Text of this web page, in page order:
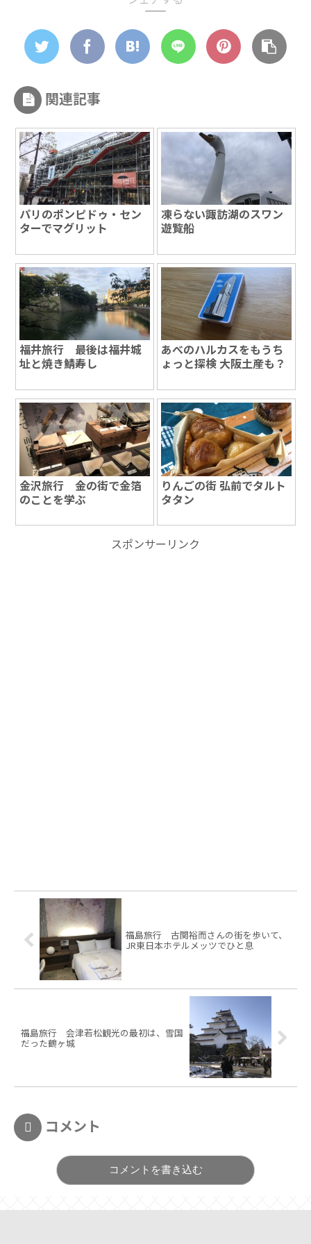
関連記事
パリのポンピドゥ・セン
ターでマグリット
凍らない諏訪湖のスワン
遊覧船
福井旅行 最後は福井城
址と焼き鯖寿し
あべのハルカスをもうち
ょっと探検 大阪土産も？
金沢旅行 金の街で金箔
のことを学ぶ
りんごの街 弘前でタルト
タタン
スポンサーリンク
福島旅行 古関裕而さんの街を歩いて、
JR東日本ホテルメッツでひと息
福島旅行 会津若松観光の最初は、雪国
だった鶴ヶ城
コメント
コメントを書き込む